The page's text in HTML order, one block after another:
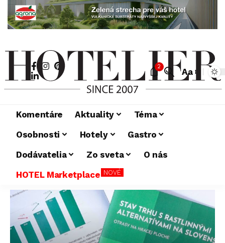
2
Aa
Komentáre Aktuality
Téma
Osobnosti
Hotely
Gastro
Dodávatelia
Zo sveta
O nás
HOTEL Marketplace NOVÉ